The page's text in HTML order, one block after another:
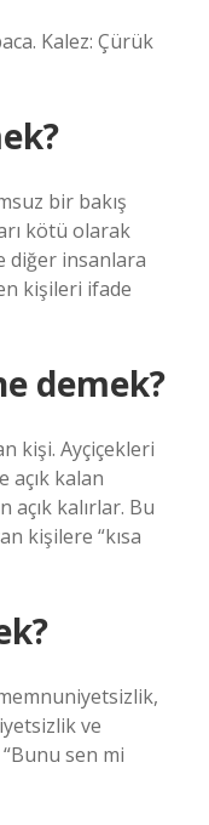
Kalez: Çürük
bir bakış
kötü olarak
diğer insanlara
kişileri ifade
demek?
kişi. Ayçiçekleri
açık kalan
kalırlar. Bu
kişilere “kısa
ve
sen mi